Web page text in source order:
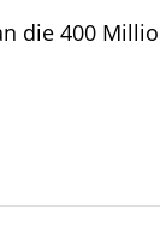
die 400